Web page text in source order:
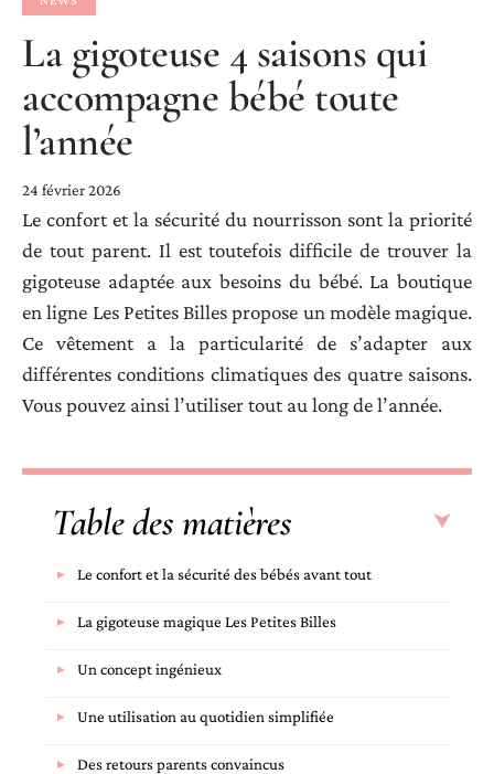
La gigoteuse 4 saisons qui
accompagne bébé toute
l’année
24 février 2026
Le confort et la sécurité du nourrisson sont la priorité
de tout parent. Il est toutefois difficile de trouver la
gigoteuse adaptée aux besoins du bébé. La boutique
en ligne Les Petites Billes propose un modèle magique.
Ce vêtement a la particularité de s’adapter aux
différentes conditions climatiques des quatre saisons.
Vous pouvez ainsi l’utiliser tout au long de l’année.
Table des matières
Le confort et la sécurité des bébés avant tout
La gigoteuse magique Les Petites Billes
Un concept ingénieux
Une utilisation au quotidien simplifiée
Des retours parents convaincus